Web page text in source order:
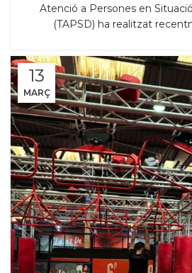
Atenció a Persones en
(TAPSD) ha realitzat
13
MARÇ